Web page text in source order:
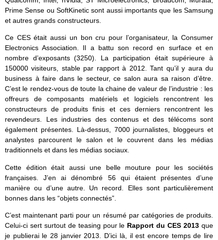
Prime Sense ou SoftKinetic sont aussi importants que les Samsung
et autres grands constructeurs.
Ce CES était aussi un bon cru pour l’organisateur, la Consumer
Electronics Association. Il a battu son record en surface et en
nombre d’exposants (3250). La participation était supérieure à
150000 visiteurs, stable par rapport à 2012. Tant qu’il y aura du
business à faire dans le secteur, ce salon aura sa raison d’être.
C’est le rendez-vous de toute la chaine de valeur de l’industrie : les
offreurs de composants matériels et logiciels rencontrent les
constructeurs de produits finis et ces derniers rencontrent les
revendeurs. Les industries des contenus et des télécoms sont
également présentes. Là-dessus, 7000 journalistes, bloggeurs et
analystes parcourent le salon et le couvrent dans les médias
traditionnels et dans les médias sociaux.
Cette édition était aussi une belle mouture pour les sociétés
françaises. J’en ai dénombré 56 qui étaient présentes d’une
manière ou d’une autre. Un record. Elles sont particulièrement
bonnes dans les “objets connectés”.
C’est maintenant parti pour un résumé par catégories de produits.
Celui-ci sert surtout de teasing pour le Rapport du CES 2013 que
je publierai le 28 janvier 2013. D’ici là, il est encore temps de lire